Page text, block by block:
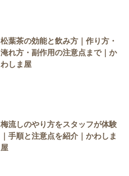
松葉茶の効能と飲み方｜作り方・
淹れ方・副作用の注意点まで｜か
わしま屋
梅流しのやり方をスタッフが体験
｜手順と注意点を紹介｜かわしま
屋